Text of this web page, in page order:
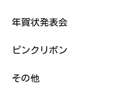
年賀状発表会
ピンクリボン
その他